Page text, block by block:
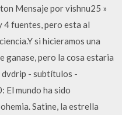
Mensaje por vishnu25 »
4 fuentes, pero esta al
si hicieramos una
ganase, pero la cosa estaria
dvdrip - subtítulos -
El mundo ha sido
Satine, la estrella